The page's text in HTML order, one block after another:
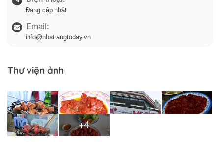
Đang cập nhật
Email:
info@nhatrangtoday.vn
Thư viện ảnh
+4